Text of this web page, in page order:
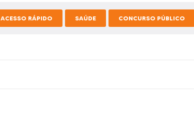
ACESSO RÁPIDO SAÚDE CONCURSO PÚBLICO